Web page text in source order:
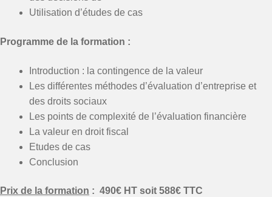
Utilisation d’études de cas
Programme de la formation :
Introduction : la contingence de la valeur
Les différentes méthodes d’évaluation d’entreprise et
des droits sociaux
Les points de complexité de l’évaluation financière
La valeur en droit fiscal
Etudes de cas
Conclusion
Prix de la formation : 490€ HT soit 588€ TTC